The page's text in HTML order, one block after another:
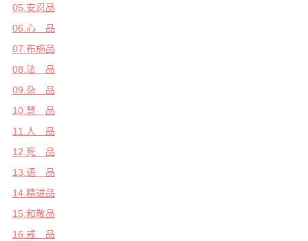
05.安忍品
06.心 品
07.布施品
08.法 品
09.杂 品
10.慧 品
11.人 品
12.死 品
13.语 品
14.精进品
15.和敬品
16.戒 品